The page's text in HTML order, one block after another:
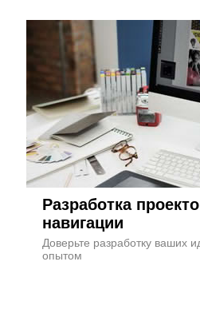
Разработка
навигации
Доверьте разработку ваших
опытом